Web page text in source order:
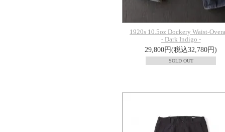
1920s 10.5oz Dockery Waist-
- Dark Indigo -
29,800円(税込32,780円)
SOLD OUT